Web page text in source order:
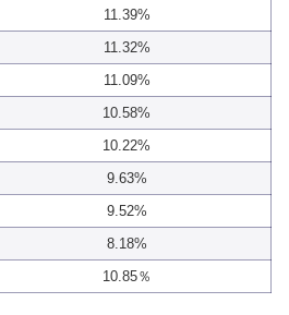
11.39%
11.32%
11.09%
10.58%
10.22%
9.63%
9.52%
8.18%
10.85％